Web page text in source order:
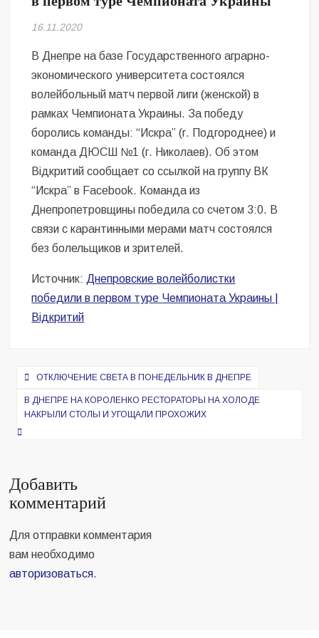
Безугла закликає валити Сирського
сучасну моду
Командувач ВМС Неїжпапа закликав не дестабілізувати ситуацію
навколо керівництва армії
16.11.2020
В Днепре на базе Государственного аграрно-
экономического университета состоялся
волейбольный матч первой лиги (женской) в
рамках Чемпионата Украины. За победу
боролись команды: “Искра” (г. Подгороднее) и
команда ДЮСШ №1 (г. Николаев). Об этом
Відкритий сообщает со ссылкой на группу ВК
“Искра” в Facebook. Команда из
Днепропетровщины победила со счетом 3:0. В
связи с карантинными мерами матч состоялся
без болельщиков и зрителей.
Источник: Днепровские волейболистки
победили в первом туре Чемпионата Украины |
Відкритий
Навигация
по
записям
ОТКЛЮЧЕНИЕ СВЕТА В ПОНЕДЕЛЬНИК В ДНЕПРЕ
В ДНЕПРЕ НА КОРОЛЕНКО РЕСТОРАТОРЫ НА ХОЛОДЕ
НАКРЫЛИ СТОЛЫ И УГОЩАЛИ ПРОХОЖИХ
Добавить
комментарий
Для отправки комментария
вам необходимо
авторизоваться.